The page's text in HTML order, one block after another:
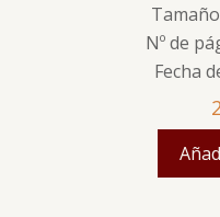
Nº de
Fecha